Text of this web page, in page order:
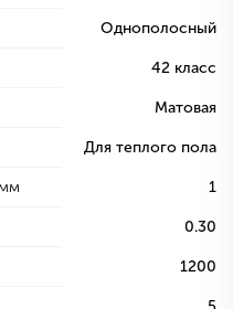
Однополосный
42 класс
Матовая
Для теплого пола
1
0.30
1200